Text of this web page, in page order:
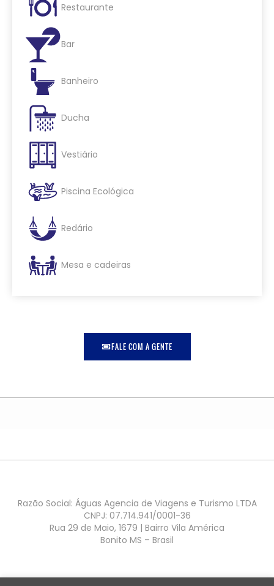
Restaurante
Bar
Banheiro
Ducha
Vestiário
Piscina Ecológica
Redário
Mesa e cadeiras
FALE COM A GENTE
Razão Social: Águas Agencia de Viagens e Turismo LTDA
CNPJ: 07.714.941/0001-36
Rua 29 de Maio, 1679 | Bairro Vila América
Bonito MS – Brasil